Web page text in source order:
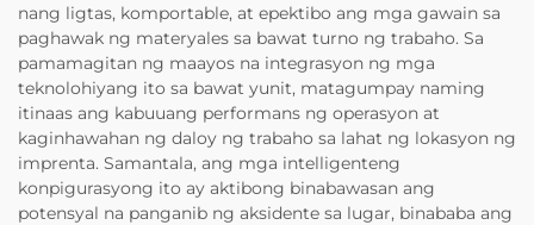
nang ligtas, komportable, at epektibo ang mga gawain sa
paghawak ng materyales sa bawat turno ng trabaho. Sa
pamamagitan ng maayos na integrasyon ng mga
teknolohiyang ito sa bawat yunit, matagumpay naming
itinaas ang kabuuang performans ng operasyon at
kaginhawahan ng daloy ng trabaho sa lahat ng lokasyon ng
imprenta. Samantala, ang mga intelligenteng
konpigurasyong ito ay aktibong binabawasan ang
potensyal na panganib ng aksidente sa lugar, binababa ang